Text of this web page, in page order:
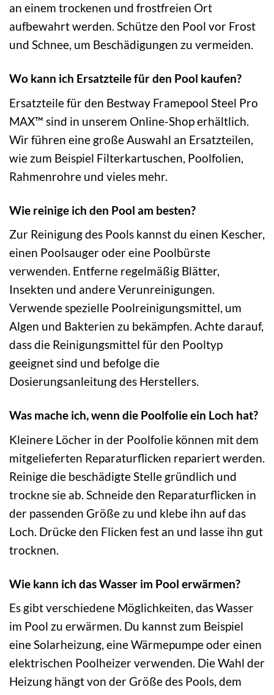
an einem trockenen und frostfreien Ort
aufbewahrt werden. Schütze den Pool vor Frost
und Schnee, um Beschädigungen zu vermeiden.
Wo kann ich Ersatzteile für den Pool kaufen?
Ersatzteile für den Bestway Framepool Steel Pro
MAX™ sind in unserem Online-Shop erhältlich.
Wir führen eine große Auswahl an Ersatzteilen,
wie zum Beispiel Filterkartuschen, Poolfolien,
Rahmenrohre und vieles mehr.
Wie reinige ich den Pool am besten?
Zur Reinigung des Pools kannst du einen Kescher,
einen Poolsauger oder eine Poolbürste
verwenden. Entferne regelmäßig Blätter,
Insekten und andere Verunreinigungen.
Verwende spezielle Poolreinigungsmittel, um
Algen und Bakterien zu bekämpfen. Achte darauf,
dass die Reinigungsmittel für den Pooltyp
geeignet sind und befolge die
Dosierungsanleitung des Herstellers.
Was mache ich, wenn die Poolfolie ein Loch hat?
Kleinere Löcher in der Poolfolie können mit dem
mitgelieferten Reparaturflicken repariert werden.
Reinige die beschädigte Stelle gründlich und
trockne sie ab. Schneide den Reparaturflicken in
der passenden Größe zu und klebe ihn auf das
Loch. Drücke den Flicken fest an und lasse ihn gut
trocknen.
Wie kann ich das Wasser im Pool erwärmen?
Es gibt verschiedene Möglichkeiten, das Wasser
im Pool zu erwärmen. Du kannst zum Beispiel
eine Solarheizung, eine Wärmepumpe oder einen
elektrischen Poolheizer verwenden. Die Wahl der
Heizung hängt von der Größe des Pools, dem